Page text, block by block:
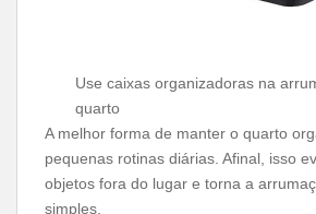
Use caixas organizadoras na
quarto
A melhor forma de manter o quarto
pequenas rotinas diárias. Afinal, isso
objetos fora do lugar e torna a
simples.